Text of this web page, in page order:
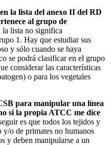
la lista del anexo II del RD
al grupo de
lista no significa
1. Hay que estudiar sus
y sólo cuando se haya
se podrá clasificar en el grupo
considerar las características
o para los vegetales
para manipular una línea
si la propia ATCC me dice
es que todos los tejidos y
o de primates no humanos
y deben manipularse a un